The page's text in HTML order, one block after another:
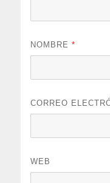
NOMBRE*
CORREO
WEB